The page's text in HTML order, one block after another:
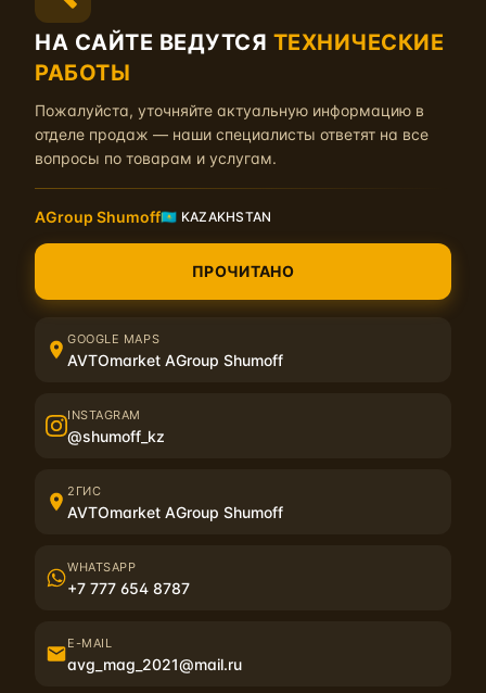
Зоны монтажа представлены на
инфографике.
Подробное описание и заказ материала на сайте
НА САЙТЕ ВЕДУТСЯ ТЕХНИЧЕСКИЕ
РАБОТЫ
Пожалуйста, уточняйте актуальную информацию в
отделе продаж — наши специалисты ответят на все
вопросы по товарам и услугам.
AGroup Shumoff🇰🇿 KAZAKHSTAN
ПРОЧИТАНО
GOOGLE MAPS
AVTOmarket AGroup Shumoff
INSTAGRAM
@shumoff_kz
2ГИС
AVTOmarket AGroup Shumoff
WHATSAPP
+7 777 654 8787
E-MAIL
avg_mag_2021@mail.ru